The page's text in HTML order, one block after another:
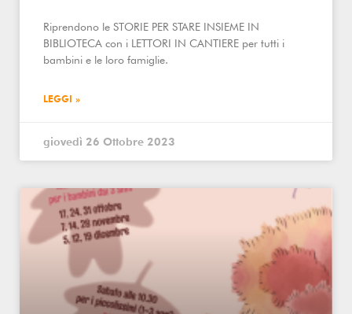
Riprendono le STORIE PER STARE INSIEME IN
BIBLIOTECA con i LETTORI IN CANTIERE per tutti i
bambini e le loro famiglie.
LEGGI »
giovedì 26 Ottobre 2023